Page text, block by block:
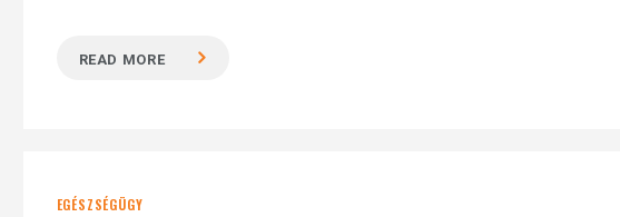
READ MORE
EGÉSZSÉGÜGY